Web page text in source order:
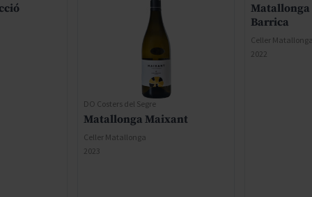
DO Costers del Segre
Matallonga Maixant
Celler Matallonga
2023
Matallonga
Barrica
Celler
2022